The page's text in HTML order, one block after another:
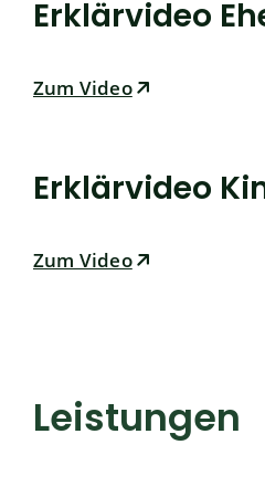
Erklärvideo
Zum Video
Erklärvideo
Zum Video
Leistungen